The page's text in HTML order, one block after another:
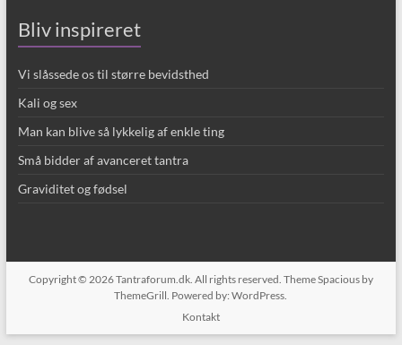
Bliv inspireret
Vi slåssede os til større bevidsthed
Kali og sex
Man kan blive så lykkelig af enkle ting
Små bidder af avanceret tantra
Graviditet og fødsel
Copyright © 2026Tantraforum.dk. All rights reserved. ThemeSpaciousby
ThemeGrill. Powered by:WordPress.
Kontakt